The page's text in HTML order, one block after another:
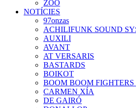
ZOO
NOTÍCIES
97onzas
ACHILIFUNK SOUND
AUXILI
AVANT
AT VERSARIS
BASTARDS
BOIKOT
BOOM BOOM
CARMEN XÍA
DE GAIRÓ